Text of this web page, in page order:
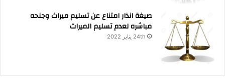
صيغة انذار امتناع عن تسليم ميراث وجنحه
مباشره لعدم تسليم الميراث
24th يناير 2022